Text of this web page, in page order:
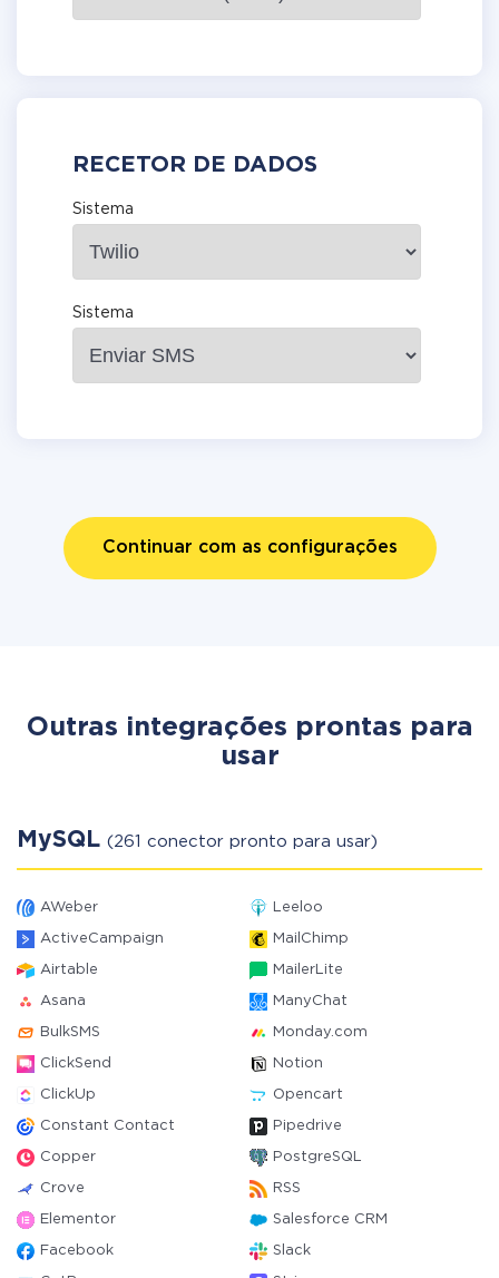
RECETOR DE DADOS
Sistema
Sistema
Continuar com as configurações
Outras integrações prontas para
usar
MySQL (261 conector pronto para usar)
AWeber Leeloo
ActiveCampaign MailChimp
Airtable MailerLite
Asana ManyChat
BulkSMS Monday.com
ClickSend Notion
ClickUp Opencart
Constant Contact Pipedrive
Copper PostgreSQL
Crove RSS
Elementor Salesforce CRM
Facebook Slack